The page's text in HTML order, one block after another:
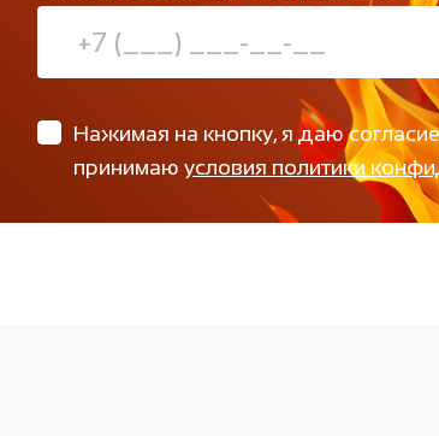
Нажимая на кнопку, я даю
принимаю условия политики